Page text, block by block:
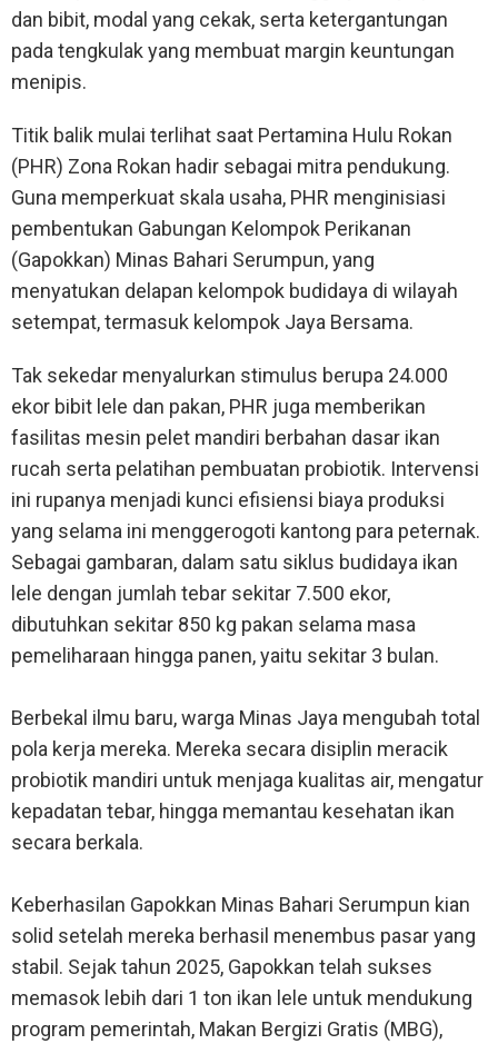
dan bibit, modal yang cekak, serta ketergantungan
pada tengkulak yang membuat margin keuntungan
menipis.
Titik balik mulai terlihat saat Pertamina Hulu Rokan
(PHR) Zona Rokan hadir sebagai mitra pendukung.
Guna memperkuat skala usaha, PHR menginisiasi
pembentukan Gabungan Kelompok Perikanan
(Gapokkan) Minas Bahari Serumpun, yang
menyatukan delapan kelompok budidaya di wilayah
setempat, termasuk kelompok Jaya Bersama.
Tak sekedar menyalurkan stimulus berupa 24.000
ekor bibit lele dan pakan, PHR juga memberikan
fasilitas mesin pelet mandiri berbahan dasar ikan
rucah serta pelatihan pembuatan probiotik. Intervensi
ini rupanya menjadi kunci efisiensi biaya produksi
yang selama ini menggerogoti kantong para peternak.
Sebagai gambaran, dalam satu siklus budidaya ikan
lele dengan jumlah tebar sekitar 7.500 ekor,
dibutuhkan sekitar 850 kg pakan selama masa
pemeliharaan hingga panen, yaitu sekitar 3 bulan.
Berbekal ilmu baru, warga Minas Jaya mengubah total
pola kerja mereka. Mereka secara disiplin meracik
probiotik mandiri untuk menjaga kualitas air, mengatur
kepadatan tebar, hingga memantau kesehatan ikan
secara berkala.
Keberhasilan Gapokkan Minas Bahari Serumpun kian
solid setelah mereka berhasil menembus pasar yang
stabil. Sejak tahun 2025, Gapokkan telah sukses
memasok lebih dari 1 ton ikan lele untuk mendukung
program pemerintah, Makan Bergizi Gratis (MBG),